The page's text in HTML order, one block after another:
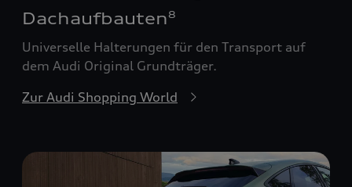
Dachaufbauten8
Universelle Halterungen für den Transport auf
dem Audi Original Grundträger.
Zur Audi Shopping World